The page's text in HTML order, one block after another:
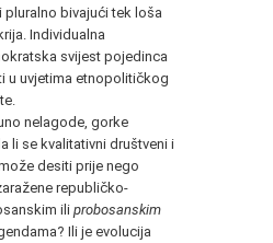
pluralno bivajući tek loša
Individualna
svijest pojedinca
u uvjetima etnopolitičkog
nelagode, gorke
li se kvalitativni društveni i
desiti prije nego
republičko-
ili probosanskim
Ili je evolucija